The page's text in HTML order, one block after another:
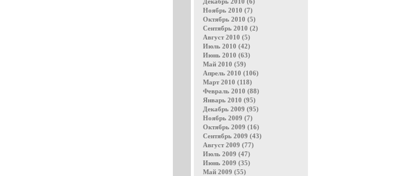
Ноябрь 2010 (7)
Октябрь 2010 (5)
Сентябрь 2010 (2)
Август 2010 (5)
Июль 2010 (42)
Июнь 2010 (63)
Май 2010 (59)
Апрель 2010 (106)
Март 2010 (118)
Февраль 2010 (88)
Январь 2010 (95)
Декабрь 2009 (95)
Ноябрь 2009 (7)
Октябрь 2009 (16)
Сентябрь 2009 (43)
Август 2009 (77)
Июль 2009 (47)
Июнь 2009 (35)
Май 2009 (55)